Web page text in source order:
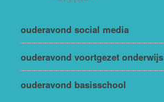
ouderavond social media
ouderavond voortgezet onderwijs
ouderavond basisschool